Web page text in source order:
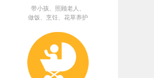
带小孩、照顾老人、
做饭、烹饪、花草养护